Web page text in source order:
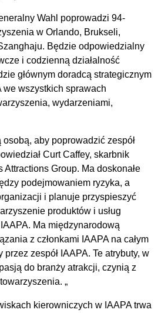
Wahl poprowadzi 94-
w Orlando, Brukseli,
Będzie odpowiedzialny
i codzienną działalność
głównym doradcą strategicznym
we wszystkich sprawach
wydarzeniami,
aby poprowadzić zespół
Curt Caffey, skarbnik
Attractions Group. Ma doskonałe
podejmowaniem ryzyka, a
i planuje przyspieszyć
produktów i usług
Ma międzynarodową
z członkami IAAPA na całym
zespół IAAPA. Te atrybuty, w
do branży atrakcji, czynią z
„
kierowniczych w IAAPA trwa